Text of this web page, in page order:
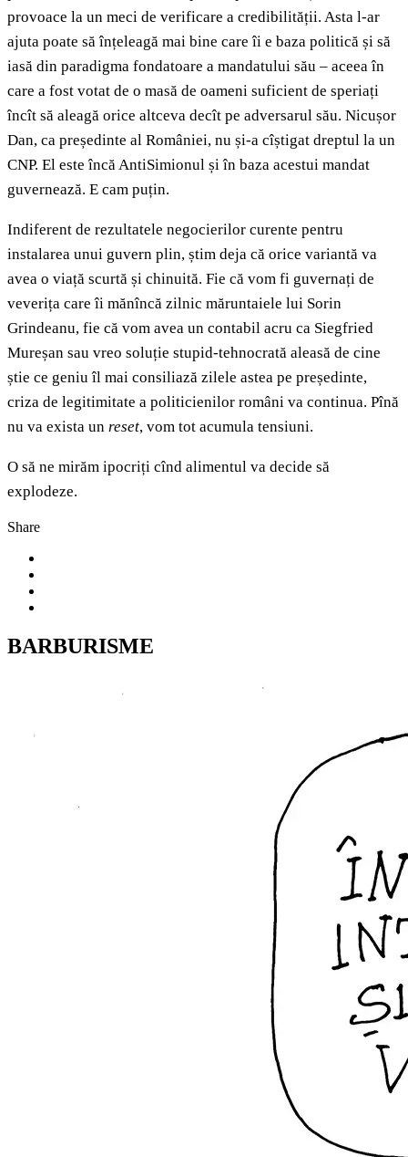
provoace la un meci de verificare a credibilității. Asta l-ar
ajuta poate să înțeleagă mai bine care îi e baza politică și să
iasă din paradigma fondatoare a mandatului său – aceea în
care a fost votat de o masă de oameni suficient de speriați
încît să aleagă orice altceva decît pe adversarul său. Nicușor
Dan, ca președinte al României, nu și-a cîștigat dreptul la un
CNP. El este încă AntiSimionul și în baza acestui mandat
guvernează. E cam puțin.
Indiferent de rezultatele negocierilor curente pentru
instalarea unui guvern plin, știm deja că orice variantă va
avea o viață scurtă și chinuită. Fie că vom fi guvernați de
veverița care îi mănîncă zilnic măruntaiele lui Sorin
Grindeanu, fie că vom avea un contabil acru ca Siegfried
Mureșan sau vreo soluție stupid-tehnocrată aleasă de cine
știe ce geniu îl mai consiliază zilele astea pe președinte,
criza de legitimitate a politicienilor români va continua. Pînă
nu va exista un reset, vom tot acumula tensiuni.
O să ne mirăm ipocriți cînd alimentul va decide să
explodeze.
Share
BARBURISME